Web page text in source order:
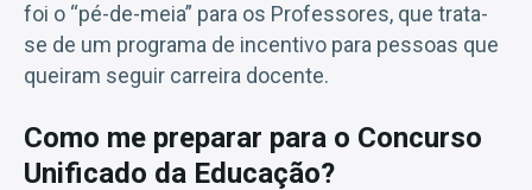
foi o “pé-de-meia” para os Professores, que trata-
se de um programa de incentivo para pessoas que
queiram seguir carreira docente.
Como me preparar para o Concurso
Unificado da Educação?